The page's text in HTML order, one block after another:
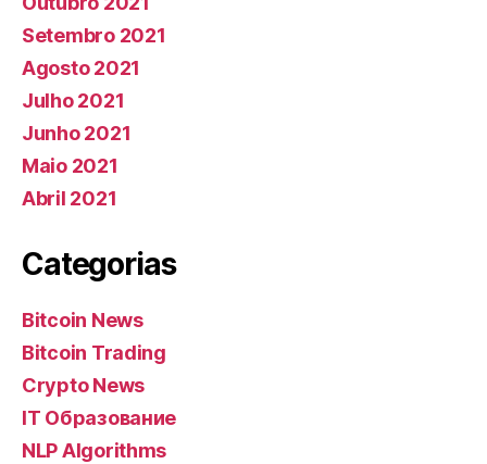
Setembro 2021
Agosto 2021
Julho 2021
Junho 2021
Maio 2021
Abril 2021
Categorias
Bitcoin News
Bitcoin Trading
Crypto News
IT Образование
NLP Algorithms